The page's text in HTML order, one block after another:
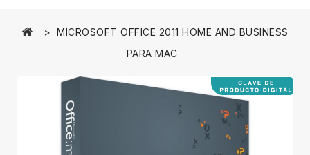
MICROSOFT OFFICE 2011 HOME AND BUSINESS
PARA MAC